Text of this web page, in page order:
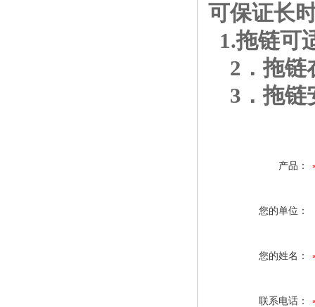
可保证长
1.拖链可
2 ．拖
3 ．拖
产品：
您的单位：
您的姓名：
联系电话：